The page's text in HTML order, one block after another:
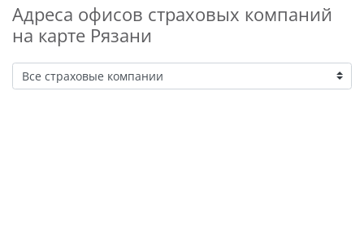
Адреса офисов страховых компаний
на карте Рязани